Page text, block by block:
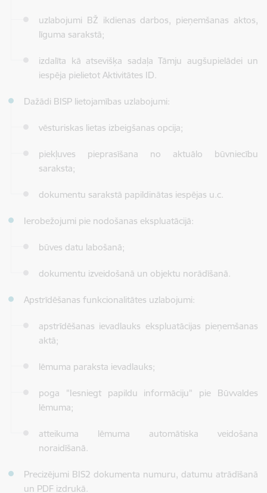
uzlabojumi BŽ ikdienas darbos, pieņemšanas aktos,
līguma sarakstā;
izdalīta kā atsevišķa sadaļa Tāmju augšupielādei un
iespēja pielietot Aktivitātes ID.
Dažādi BISP lietojamības uzlabojumi:
vēsturiskas lietas izbeigšanas opcija;
piekļuves pieprasīšana no aktuālo būvniecību
saraksta;
dokumentu sarakstā papildinātas iespējas u.c.
Ierobežojumi pie nodošanas ekspluatācijā:
būves datu labošanā;
dokumentu izveidošanā un objektu norādīšanā.
Apstrīdēšanas funkcionalitātes uzlabojumi:
apstrīdēšanas ievadlauks ekspluatācijas pieņemšanas
aktā;
lēmuma paraksta ievadlauks;
poga "Iesniegt papildu informāciju" pie Būvvaldes
lēmuma;
atteikuma lēmuma automātiska veidošana
noraidīšanā.
Precizējumi BIS2 dokumenta numuru, datumu atrādīšanā
un PDF izdrukā.